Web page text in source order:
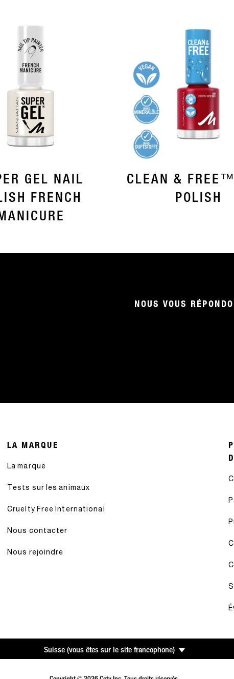
GEL NAIL
FRENCH
CLEAN &
POLISH
NOUS VOUS
LA MARQUE
La marque
Tests sur les animaux
Cruelty Free International
Nous contacter
Nous rejoindre
Suisse (vous êtes sur le site francophone)